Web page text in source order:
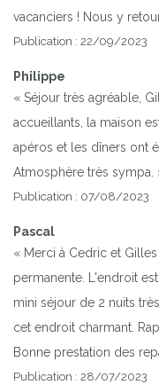
vacanciers ! Nous y
Publication : 22/09/2023
Philippe
« Séjour très agréable,
accueillants, la maison
apéros et les dîners ont
Atmosphère très sympa.
Publication : 07/08/2023
Pascal
« Merci à Cedric et
permanente. L'endroit
mini séjour de 2 nuits
cet endroit charmant.
Bonne prestation des
Publication : 28/07/2023